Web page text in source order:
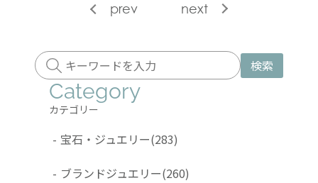
prev next
検索
Category
カテゴリー
- 宝石・ジュエリー(283)
- ブランドジュエリー(260)